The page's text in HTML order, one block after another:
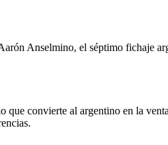
Anselmino, el séptimo fichaje
convierte al argentino en la